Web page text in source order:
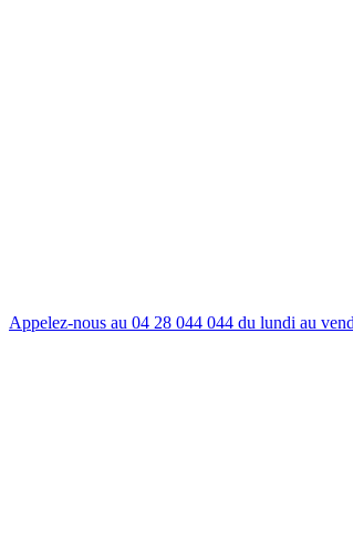
Appelez-nous au 04 28 044 044 du lundi au